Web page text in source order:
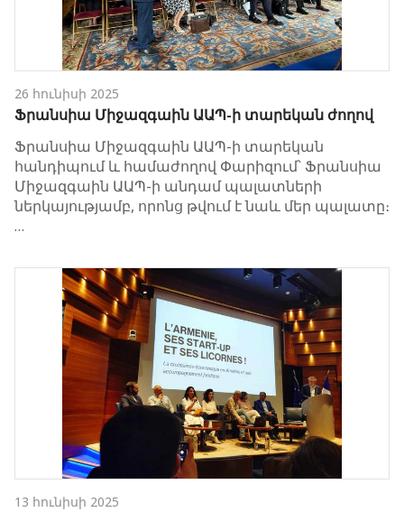
26 հունիսի 2025
Ֆրանսիա Միջազգաին ԱԱՊ-ի տարեկան ժողով
Ֆրանսիա Միջազգաին ԱԱՊ-ի տարեկան
հանդիպում և համաժողով Փարիզում՝ Ֆրանսիա
Միջազգաին ԱԱՊ-ի անդամ պալատների
ներկայությամբ, որոնց թվում է նաև մեր պալատը։
…
13 հունիսի 2025